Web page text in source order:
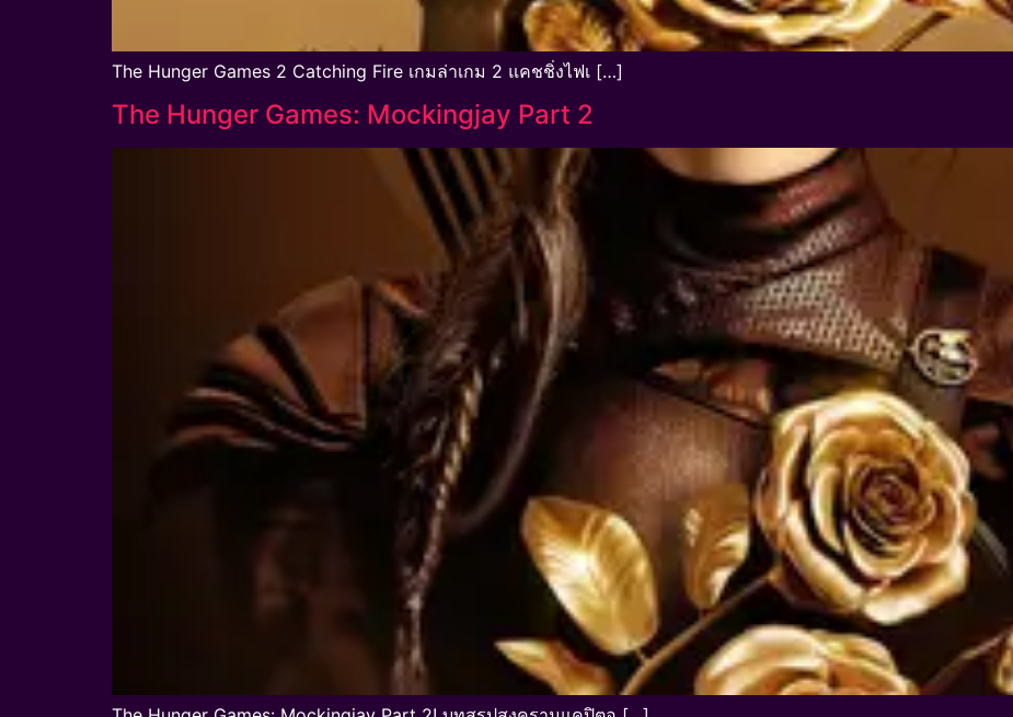
The Hunger Games 2 Catching Fire เกมล่าเกม 2 แคชชิ่งไฟเ […]
The Hunger Games: Mockingjay Part 2